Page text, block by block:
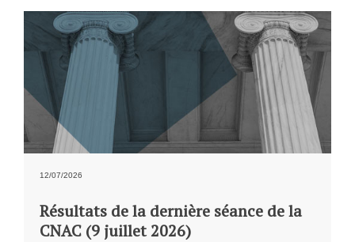
12/07/2026
Résultats de la dernière séance de la
CNAC (9 juillet 2026)